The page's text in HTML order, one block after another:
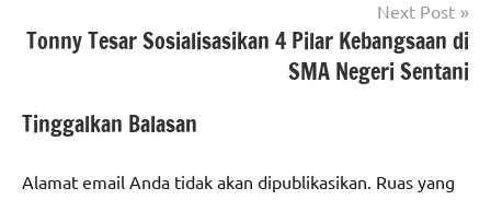
Next Post
Tonny Tesar Sosialisasikan 4 Pilar Kebangsaan di
SMA Negeri Sentani
Tinggalkan Balasan
Alamat email Anda tidak akan dipublikasikan. Ruas yang